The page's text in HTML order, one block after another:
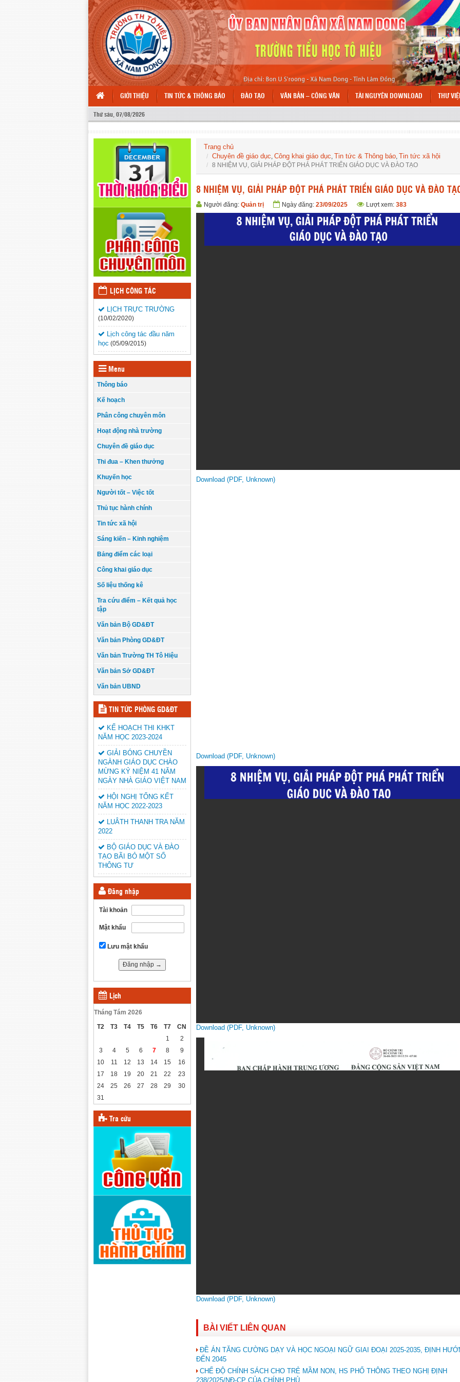
GIỚI THIỆU TIN TỨC & THÔNG BÁO ĐÀO TẠO VĂN BẢN – CÔNG VĂN TÀI NGUYÊN DOWNLOAD THƯ
Thứ sáu, 07/08/2026
LỊCH CÔNG TÁC
LỊCH TRỰC TRƯỜNG
(10/02/2020)
Lịch công tác đầu năm
học (05/09/2015)
Menu
Thông báo
Kế hoạch
Phân công chuyên môn
Hoạt động nhà trường
Chuyên đề giáo dục
Thi đua – Khen thưởng
Khuyến học
Người tốt – Việc tốt
Thủ tục hành chính
Tin tức xã hội
Sáng kiến – Kinh nghiệm
Bảng điểm các loại
Công khai giáo dục
Số liệu thống kê
Tra cứu điểm – Kết quả học
tập
Văn bản Bộ GD&ĐT
Văn bản Phòng GD&ĐT
Văn bản Trường TH Tô Hiệu
Văn bản Sở GD&ĐT
Văn bản UBND
TIN TỨC PHÒNG GD&ĐT
KẾ HOẠCH THI KHKT
NĂM HỌC 2023-2024
GIẢI BÓNG CHUYỀN
NGÀNH GIÁO DỤC CHÀO
MỪNG KỶ NIỆM 41 NĂM
NGÀY NHÀ GIÁO VIỆT NAM
HỘI NGHỊ TỔNG KẾT
NĂM HỌC 2022-2023
LUÂTH THANH TRA NĂM
2022
BỘ GIÁO DỤC VÀ ĐÀO
TẠO BÃI BỎ MỘT SỐ
THÔNG TƯ
Đăng nhập
Tài khoản
Mật khẩu
Lưu mật khẩu
Lịch
Tháng Tám 2026
T2
T3 T4 T5 T6 T7
CN
1
2
3
4 5 6 7 8
9
10
11 12 13 14 15
16
17
18 19 20 21 22
23
24
25 26 27 28 29
30
31
Tra cứu
Trang chủ
Chuyên đề giáo dục Công khai giáo dục Tin tức & Thông báo Tin tức xã hội
8 NHIỆM VỤ, GIẢI PHÁP ĐỘT PHÁ PHÁT TRIỂN GIÁO DỤC VÀ ĐÀO TẠO
8 NHIỆM VỤ, GIẢI PHÁP ĐỘT PHÁ PHÁT TRIỂN GIÁO DỤC VÀ ĐÀO
Người đăng: Quản trị Ngày đăng: 23/09/2025 Lượt xem: 383
Download (PDF, Unknown)
Download (PDF, Unknown)
Download (PDF, Unknown)
Download (PDF, Unknown)
BÀI VIẾT LIÊN QUAN
ĐỀ ÁN TĂNG CƯỜNG DẠY VÀ HỌC NGOẠI NGỮ GIAI ĐOẠI 2025-2035, ĐỊNH
ĐẾN 2045
CHẾ ĐỘ CHÍNH SÁCH CHO TRẺ MẦM NON, HS PHỔ THÔNG THEO NGHỊ ĐỊNH
238/2025/NĐ-CP CỦA CHÍNH PHỦ